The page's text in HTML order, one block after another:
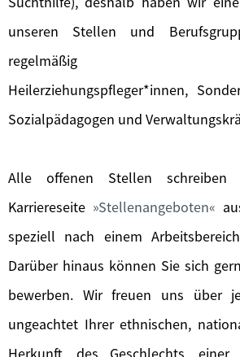
unseren Stellen und
regelmäßig
Heilerziehungspfleger*innen,
Sozialpädagogen und
Alle offenen Stellen
Karriereseite
Stellenangeboten
speziell nach einem
Darüber hinaus können Sie sich
bewerben. Wir freuen uns über
ungeachtet Ihrer ethnischen,